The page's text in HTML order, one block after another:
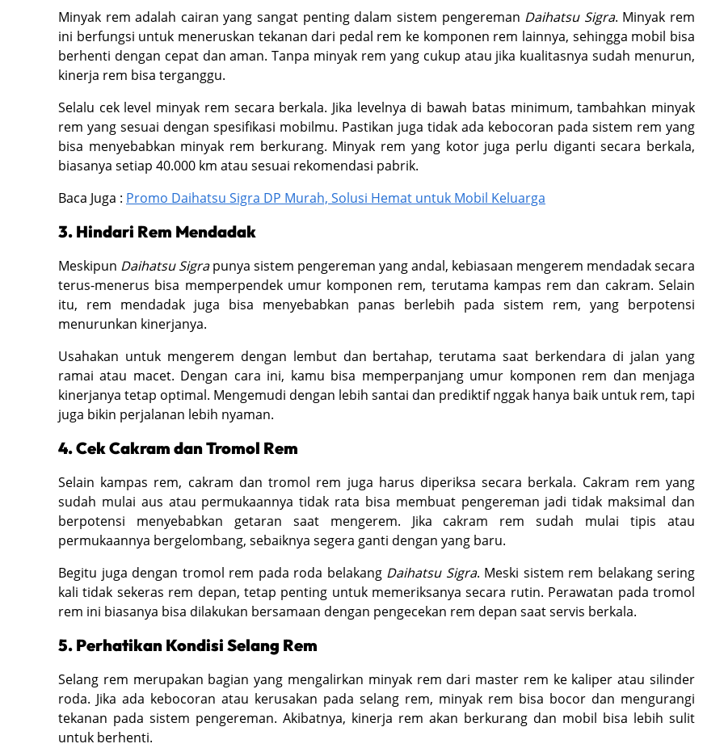
Minyak rem adalah cairan yang sangat penting dalam sistem pengereman Daihatsu Sigra. Minyak rem
ini berfungsi untuk meneruskan tekanan dari pedal rem ke komponen rem lainnya, sehingga mobil bisa
berhenti dengan cepat dan aman. Tanpa minyak rem yang cukup atau jika kualitasnya sudah menurun,
kinerja rem bisa terganggu.
Selalu cek level minyak rem secara berkala. Jika levelnya di bawah batas minimum, tambahkan minyak
rem yang sesuai dengan spesifikasi mobilmu. Pastikan juga tidak ada kebocoran pada sistem rem yang
bisa menyebabkan minyak rem berkurang. Minyak rem yang kotor juga perlu diganti secara berkala,
biasanya setiap 40.000 km atau sesuai rekomendasi pabrik.
Baca Juga : Promo Daihatsu Sigra DP Murah, Solusi Hemat untuk Mobil Keluarga
3. Hindari Rem Mendadak
Meskipun Daihatsu Sigrapunya sistem pengereman yang andal, kebiasaan mengerem mendadak secara
terus-menerus bisa memperpendek umur komponen rem, terutama kampas rem dan cakram. Selain
itu, rem mendadak juga bisa menyebabkan panas berlebih pada sistem rem, yang berpotensi
menurunkan kinerjanya.
Usahakan untuk mengerem dengan lembut dan bertahap, terutama saat berkendara di jalan yang
ramai atau macet. Dengan cara ini, kamu bisa memperpanjang umur komponen rem dan menjaga
kinerjanya tetap optimal. Mengemudi dengan lebih santai dan prediktif nggak hanya baik untuk rem, tapi
juga bikin perjalanan lebih nyaman.
4. Cek Cakram dan Tromol Rem
Selain kampas rem, cakram dan tromol rem juga harus diperiksa secara berkala. Cakram rem yang
sudah mulai aus atau permukaannya tidak rata bisa membuat pengereman jadi tidak maksimal dan
berpotensi menyebabkan getaran saat mengerem. Jika cakram rem sudah mulai tipis atau
permukaannya bergelombang, sebaiknya segera ganti dengan yang baru.
Begitu juga dengan tromol rem pada roda belakang Daihatsu Sigra. Meski sistem rem belakang sering
kali tidak sekeras rem depan, tetap penting untuk memeriksanya secara rutin. Perawatan pada tromol
rem ini biasanya bisa dilakukan bersamaan dengan pengecekan rem depan saat servis berkala.
5. Perhatikan Kondisi Selang Rem
Selang rem merupakan bagian yang mengalirkan minyak rem dari master rem ke kaliper atau silinder
roda. Jika ada kebocoran atau kerusakan pada selang rem, minyak rem bisa bocor dan mengurangi
tekanan pada sistem pengereman. Akibatnya, kinerja rem akan berkurang dan mobil bisa lebih sulit
untuk berhenti.